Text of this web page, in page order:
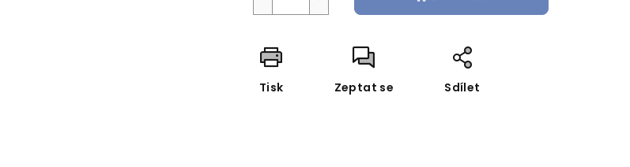
Tisk Zeptat se Sdílet